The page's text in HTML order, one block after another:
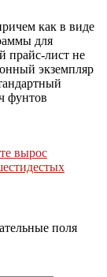
как в виде
для
прайс-лист не
экземпляр
фунтов
вырос
поля